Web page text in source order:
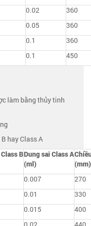
0.02
360
0.05
360
0.1
360
0.1 450
làm bằng thủy tinh
hay Class A
BDung sai ClassA
(ml)
(mm)
0.007
270
0.01
330
0.015
400